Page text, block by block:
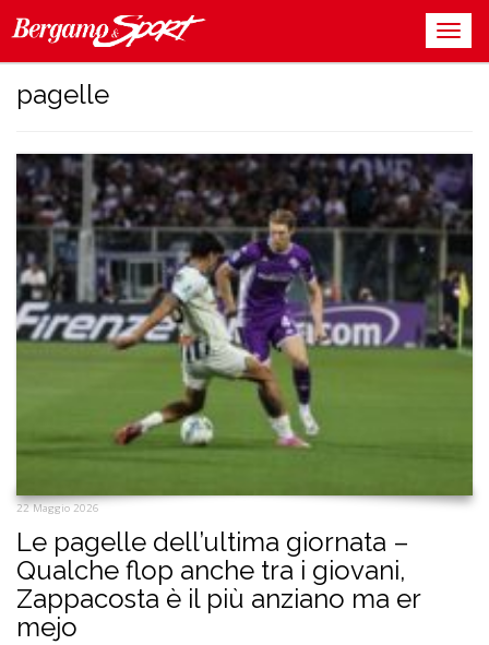
pagelle
22 Maggio 2026
Le pagelle dell’ultima giornata –
Qualche flop anche tra i giovani,
Zappacosta è il più anziano ma er
mejo